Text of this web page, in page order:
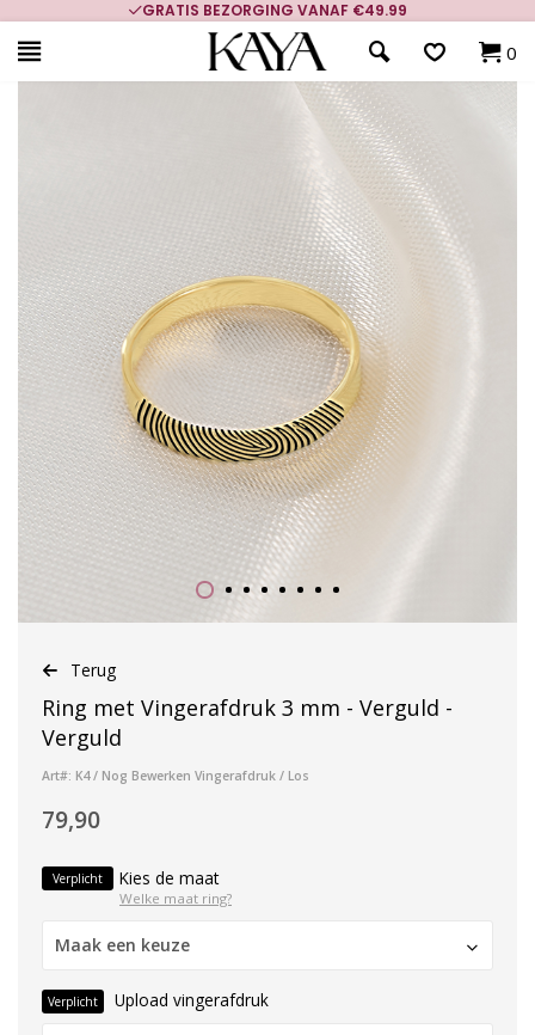
GRATIS BEZORGING VANAF €49.99
0
Terug
Ring met Vingerafdruk 3 mm - Verguld -
Verguld
Art#: K4 / Nog Bewerken Vingerafdruk / Los
79,90
Verplicht Kies de maat
Welke maat ring?
Maak een keuze
Verplicht Upload vingerafdruk